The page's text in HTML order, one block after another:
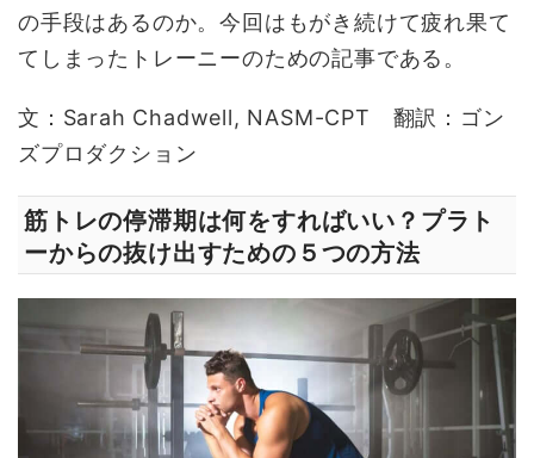
の手段はあるのか。今回はもがき続けて疲れ果て
てしまったトレーニーのための記事である。
文：Sarah Chadwell, NASM-CPT 翻訳：ゴン
ズプロダクション
筋トレの停滞期は何をすればいい？プラト
ーからの抜け出すための５つの方法